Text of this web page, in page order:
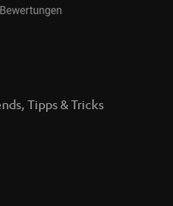
Tipps & Tricks